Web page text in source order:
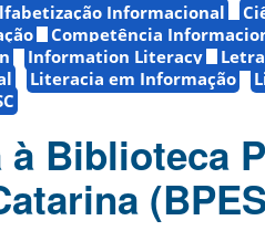
Informacional
Competência
Information Literacy
Literacia em Informação
Biblioteca